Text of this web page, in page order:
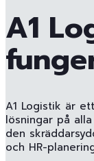
A1
A1 Logistik är
lösningar på
den
och HR-